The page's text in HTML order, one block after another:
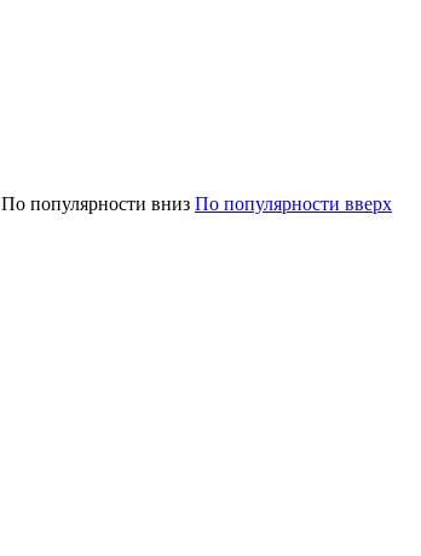
По популярности вниз По популярности вверх